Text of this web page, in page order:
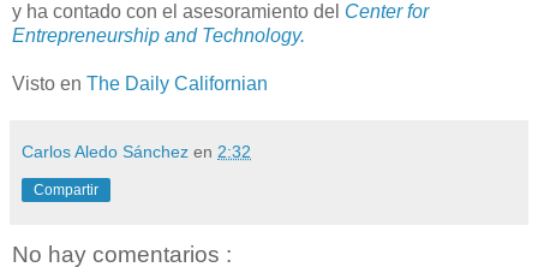
y ha contado con el asesoramiento del Center for
Entrepreneurship and Technology.
Visto en The Daily Californian
Carlos Aledo Sánchez en 2:32
Compartir
No hay comentarios :